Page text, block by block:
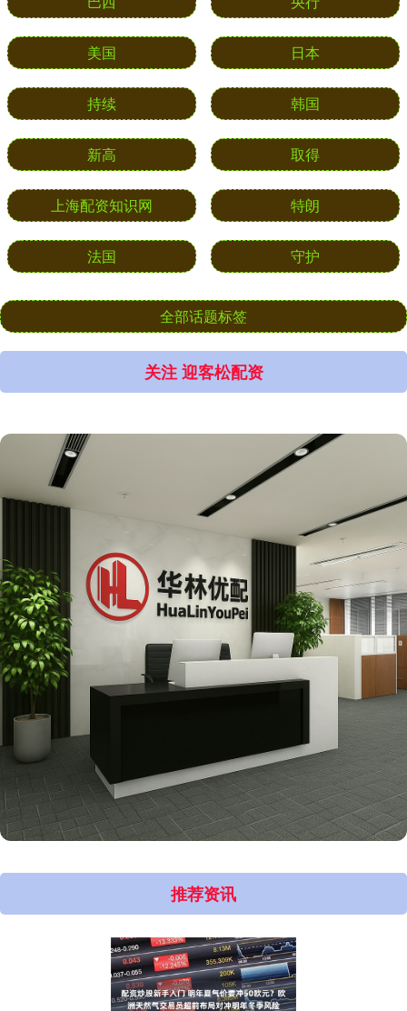
美国 日本
持续 韩国
新高 取得
上海配资知识网 特朗
法国 守护
全部话题标签
关注 迎客松配资
推荐资讯